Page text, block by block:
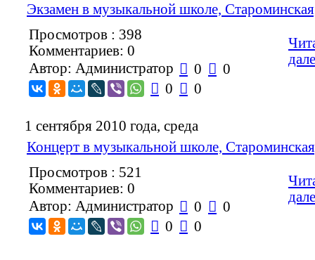
Экзамен в музыкальной школе,
Просмотров : 398
Комментариев: 0
Автор: Администратор  0  0
 0  0
1 сентября 2010 года, среда
Концерт в музыкальной школе,
Просмотров : 521
Комментариев: 0
Автор: Администратор  0  0
 0  0